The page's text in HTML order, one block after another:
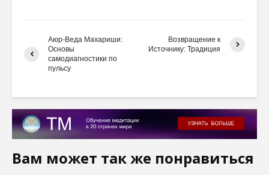
Аюр-Веда Махариши:
Основы
самодиагностики по
пульсу
Возвращение к
Источнику: Традиция
Вам может так же понравиться